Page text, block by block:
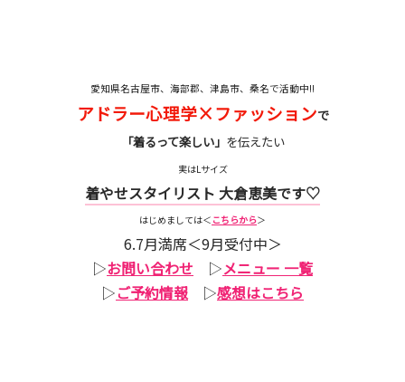
愛知県名古屋市、海部郡、津島市、桑名で活動中!!
アドラー心理学×ファッションで
「着るって楽しい」 を伝えたい
実はLサイズ
着やせスタイリスト 大倉恵美です♡
はじめましては＜ こちらから＞
6.7月満席＜9月受付中＞
▷お問い合わせ ▷メニュー 一覧
▷ご予約情報 ▷感想はこちら